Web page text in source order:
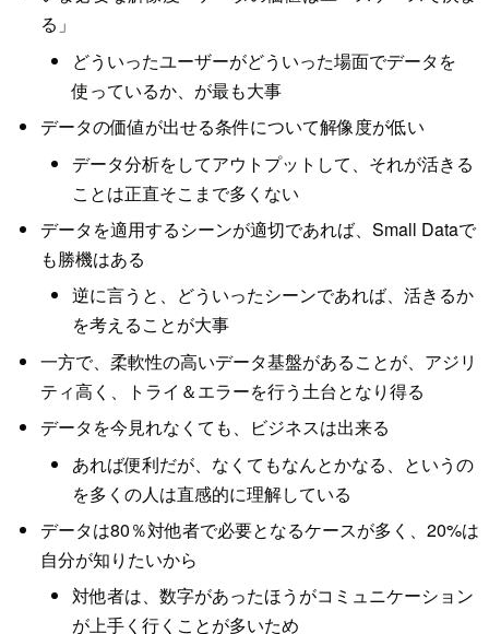
る」
どういったユーザーがどういった場面でデータを
使っているか、が最も大事
データの価値が出せる条件について解像度が低い
データ分析をしてアウトプットして、それが活きる
ことは正直そこまで多くない
データを適用するシーンが適切であれば、Small Dataで
も勝機はある
逆に言うと、どういったシーンであれば、活きるか
を考えることが大事
一方で、柔軟性の高いデータ基盤があることが、アジリ
ティ高く、トライ＆エラーを行う土台となり得る
データを今見れなくても、ビジネスは出来る
あれば便利だが、なくてもなんとかなる、というの
を多くの人は直感的に理解している
データは80％対他者で必要となるケースが多く、20%は
自分が知りたいから
対他者は、数字があったほうがコミュニケーション
が上手く行くことが多いため